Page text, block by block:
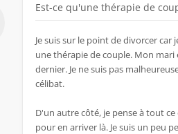
Est-ce qu'une thérapie de
Je suis sur le point de divorcer
une thérapie de couple. Mon mari
dernier. Je ne suis pas
célibat.
D'un autre côté, je pense à tout
pour en arriver là. Je suis un peu